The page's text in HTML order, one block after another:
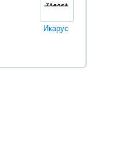
Икарус